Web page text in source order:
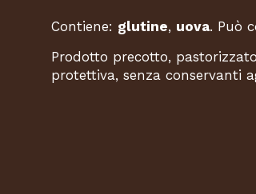
Contiene: glutine, uova. Può
Prodotto precotto,
protettiva, senza conservanti